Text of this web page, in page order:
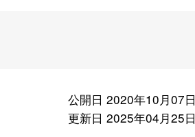
公開日 2020年10月07日
更新日 2025年04月25日